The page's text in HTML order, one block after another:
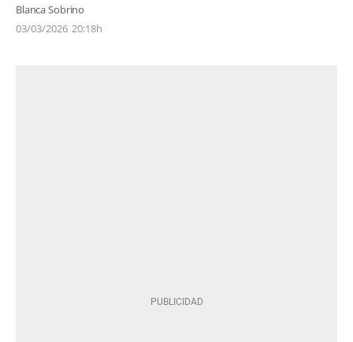
Blanca Sobrino
03/03/2026 20:18h